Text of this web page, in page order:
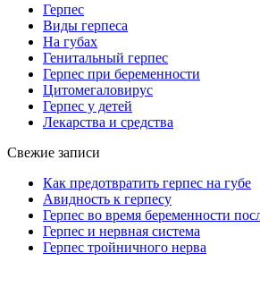
Герпес
Виды герпеса
На губах
Генитальный герпес
Герпес при беременности
Цитомегаловирус
Герпес у детей
Лекарства и средства
Свежие записи
Как предотвратить герпес на губе
Авидность к герпесу
Герпес во время беременности
Герпес и нервная система
Герпес тройничного нерва